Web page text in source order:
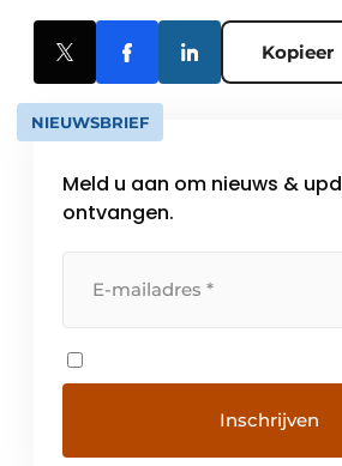
Kopieer
NIEUWSBRIEF
Meld u aan om nieuws &
ontvangen.